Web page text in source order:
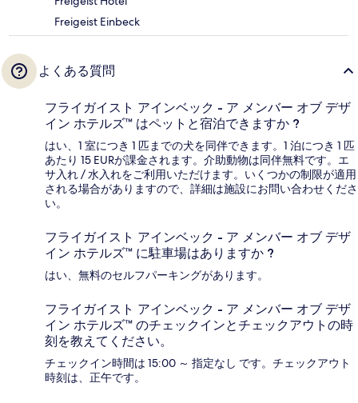
Freigeist Einbeck
よくある質問
フライガイスト アインベック - ア メンバー オブ デザ
イン ホテルズ™ はペットと宿泊できますか ?
はい、1 室につき 1 匹までの犬を同伴できます。1 泊につき 1 匹
あたり 15 EURが課金されます。介助動物は同伴無料です。エ
サ入れ / 水入れをご利用いただけます。いくつかの制限が適用
される場合がありますので、詳細は施設にお問い合わせくださ
い。
フライガイスト アインベック - ア メンバー オブ デザ
イン ホテルズ™ に駐車場はありますか ?
はい、無料のセルフパーキングがあります。
フライガイスト アインベック - ア メンバー オブ デザ
イン ホテルズ™ のチェックインとチェックアウトの時
刻を教えてください。
チェックイン時間は 15:00 ～ 指定なし です。チェックアウト
時刻は、正午です。